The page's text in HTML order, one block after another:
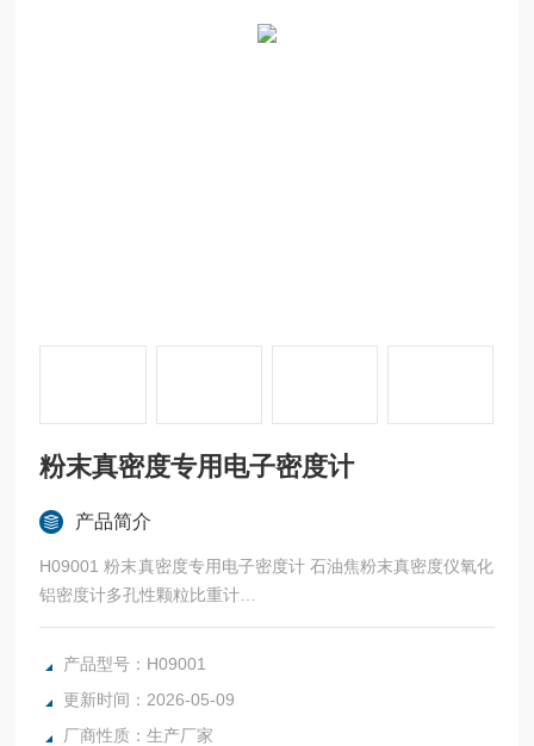
粉末真密度专用电子密度计
产品简介
H09001 粉末真密度专用电子密度计 石油焦粉末真密度仪氧化
铝密度计多孔性颗粒比重计
H09001 高精度氧化铝密度计|水泥粉末真密度分析天平适用
于：多孔性颗粒、水泥业、防火材料、石材业、粉末理论真密
产品型号：H09001
更新时间：2026-05-09
厂商性质：生产厂家